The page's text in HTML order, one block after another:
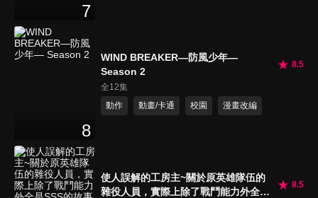
7
8
WIND BREAKER—防風少年—
Season 2
8.5
全12集
動作
動畫/卡通 校園 漫畫改編
使人誤解的工房主~關於原英雄隊伍的
雜役人員，實際上除了戰鬥能力外全是
8.5